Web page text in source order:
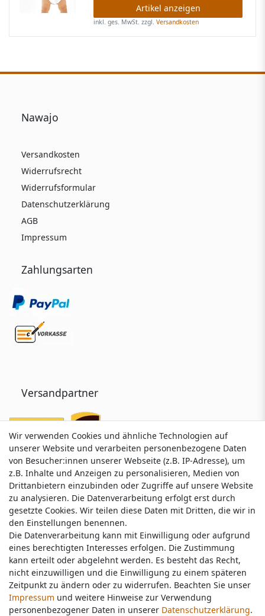
Artikel anzeigen
inkl. ges. MwSt. zzgl.Versandkosten
Nawajo
Versandkosten
Widerrufsrecht
Widerrufsformular
Datenschutzerklärung
AGB
Impressum
Zahlungsarten
Versandpartner
Service & Kontakt
Wünschen Sie einen Rückruf?
service@nawajo.de
Schreiben Sie uns:
Wir verwenden Cookies und ähnliche Technologien auf
unserer Website und verarbeiten personenbezogene Daten
von Besucher:innen unserer Webseite (z.B. IP-Adresse), um
z.B. Inhalte und Anzeigen zu personalisieren, Medien von
Drittanbietern einzubinden oder Zugriffe auf unsere Website
zu analysieren. Die Datenverarbeitung erfolgt erst durch
gesetzte Cookies. Wir teilen diese Daten mit Dritten, die wir in
den Einstellungen benennen.
Die Datenverarbeitung kann mit Einwilligung oder aufgrund
eines berechtigten Interesses erfolgen. Die Zustimmung
kann erteilt oder abgelehnt werden. Es besteht das Recht,
nicht einzuwilligen und die Einwilligung zu einem späteren
Zeitpunkt zu ändern oder zu widerrufen. Beachten Sie unser
Impressum und weitere Hinweise zur Verwendung
personenbezogener Daten in unserer Daten­schutz­erklärung.
Wir verwenden Cookies und ähnliche Technologien auf
unserer Website und verarbeiten personenbezogene Daten
von Besucher:innen unserer Webseite (z.B. IP-Adresse), um
z.B. Inhalte und Anzeigen zu personalisieren, Medien von
Drittanbietern einzubinden oder Zugriffe auf unsere Website
zu analysieren. Die Datenverarbeitung erfolgt erst durch
gesetzte Cookies. Wir teilen diese Daten mit Dritten, die wir in
den Einstellungen benennen.
Die Datenverarbeitung kann mit Einwilligung oder aufgrund
eines berechtigten Interesses erfolgen. Die Zustimmung
kann erteilt oder abgelehnt werden. Es besteht das Recht,
nicht einzuwilligen und die Einwilligung zu einem späteren
Zeitpunkt zu ändern oder zu widerrufen. Beachten Sie unser
Impressum und weitere Hinweise zur Verwendung
personenbezogener Daten in unserer Daten­schutz­erklärung.